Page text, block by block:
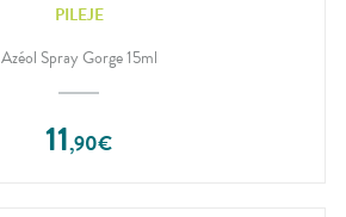
PILEJE
Azéol Spray Gorge 15ml
11,90€